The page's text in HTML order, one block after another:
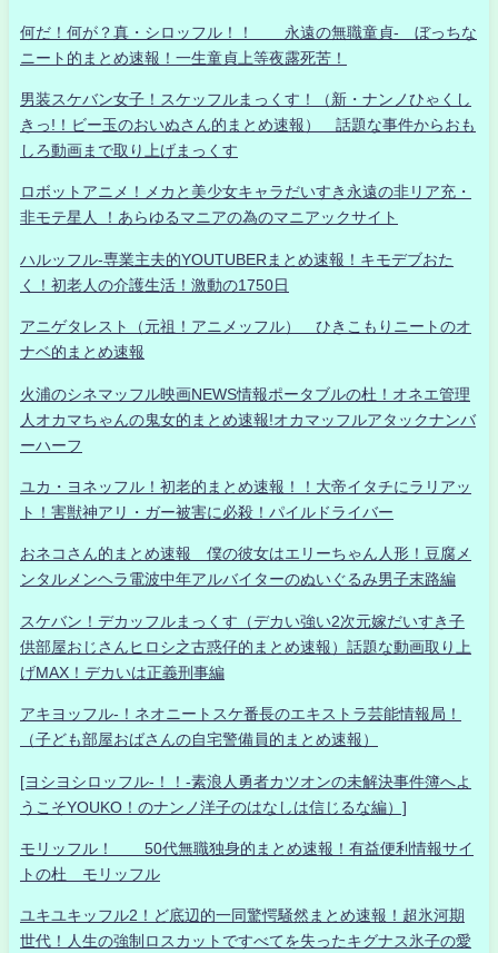
何だ！何が？真・シロッフル！！ 永遠の無職童貞- ぼっちな
ニート的まとめ速報！一生童貞上等夜露死苦！
男装スケバン女子！スケッフルまっくす！（新・ナンノひゃくし
きっ!！ビー玉のおいぬさん的まとめ速報） 話題な事件からおも
しろ動画まで取り上げまっくす
ロボットアニメ！メカと美少女キャラだいすき永遠の非リア充・
非モテ星人 ！あらゆるマニアの為のマニアックサイト
ハルッフル-専業主夫的YOUTUBERまとめ速報！キモデブおた
く！初老人の介護生活！激動の1750日
アニゲタレスト（元祖！アニメッフル） ひきこもりニートのオ
ナベ的まとめ速報
火浦のシネマッフル映画NEWS情報ポータブルの杜！オネエ管理
人オカマちゃんの鬼女的まとめ速報!オカマッフルアタックナンバ
ーハーフ
ユカ・ヨネッフル！初老的まとめ速報！！大帝イタチにラリアッ
ト！害獣神アリ・ガー被害に必殺！パイルドライバー
おネコさん的まとめ速報 僕の彼女はエリーちゃん人形！豆腐メ
ンタルメンヘラ電波中年アルバイターのぬいぐるみ男子末路編
スケバン！デカッフルまっくす（デカい強い2次元嫁だいすき子
供部屋おじさんヒロシ之古惑仔的まとめ速報）話題な動画取り上
げMAX！デカいは正義刑事編
アキヨッフル-！ネオニートスケ番長のエキストラ芸能情報局！
（子ども部屋おばさんの自宅警備員的まとめ速報）
[ヨシヨシロッフル-！！-素浪人勇者カツオンの未解決事件簿へよ
うこそYOUKO！のナンノ洋子のはなしは信じるな編）]
モリッフル！ 50代無職独身的まとめ速報！有益便利情報サイ
トの杜 モリッフル
ユキユキッフル2！ど底辺的一同驚愕騒然まとめ速報！超氷河期
世代！人生の強制ロスカットですべてを失ったキグナス氷子の愛